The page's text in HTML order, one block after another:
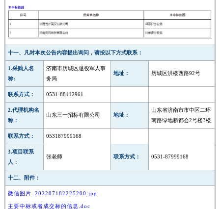
十一、凡对本次公告内容提出询问，请按以下方式联系：
1.采购人名
称:
济南市历城区退役军人事
务局
地址： 历城区洪楼西路92号
联系方式： 0531-88112961
2.代理机构名
称：
山东三一招标有限公司 地址：
山东省济南市市中区二环
南路绿地新都会2号楼3楼
联系方式： 053187999168
3.项目联系
人：
张老师 联系方式： 0531-87999168
十二、附件：
微信图片_202207182225200.jpg
主要中标或者成交标的信息.doc